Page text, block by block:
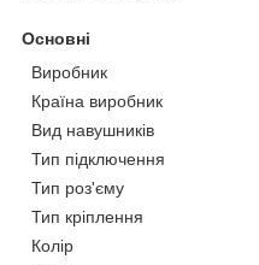
Основні
Виробник
Країна виробник
Вид навушників
Тип підключення
Тип роз'єму
Тип кріплення
Колір